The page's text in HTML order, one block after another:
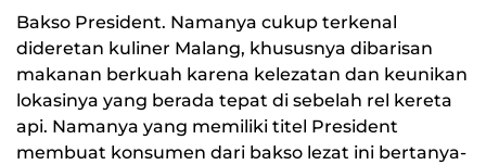
Bakso President. Namanya cukup terkenal
dideretan kuliner Malang, khususnya dibarisan
makanan berkuah karena kelezatan dan keunikan
lokasinya yang berada tepat di sebelah rel kereta
api. Namanya yang memiliki titel President
membuat konsumen dari bakso lezat ini bertanya-